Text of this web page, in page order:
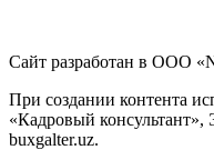
Сайт разработан в ООО
При создании контента
«Кадровый
buxgalter.uz.